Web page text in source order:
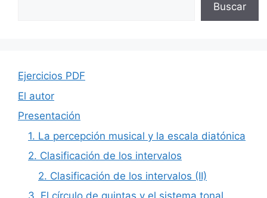
Buscar
Ejercicios PDF
El autor
Presentación
1. La percepción musical y la escala diatónica
2. Clasificación de los intervalos
2. Clasificación de los intervalos (II)